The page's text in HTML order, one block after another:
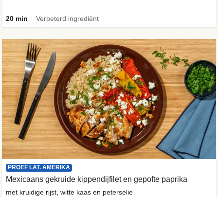
20 min Verbeterd ingrediënt
PROEF LAT. AMERIKA
Mexicaans gekruide kippendijfilet en gepofte paprika
met kruidige rijst, witte kaas en peterselie